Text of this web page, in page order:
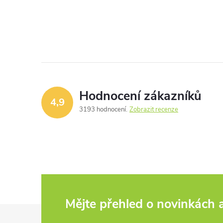
4,9 Hodnocení zákazníků
3193 hodnocení Zobrazit recenze
Mějte přehled o novinkách